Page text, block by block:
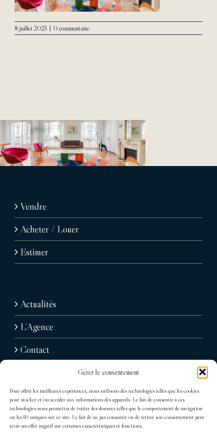
Gérer le consentement
Pour offrir les meilleures expériences, nous utilisons des technologies telles que les cookies
pour stocker et/ou accéder aux informations des appareils. Le fait de consentir à ces
technologies nous permettra de traiter des données telles que le comportement de navigation
ou les ID uniques sur ce site. Le fait de ne pas consentir ou de retirer son consentement peut
avoir un effet négatif sur certaines caractéristiques et fonctions.
8 juillet 2025 | 0 commentaire
Vendre
Acheter / Louer
Estimer
Actualités
L’Agence
Contact